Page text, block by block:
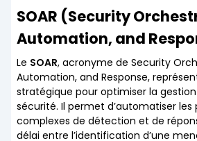
SOAR (Security
Automation, and
Le SOAR, acronyme de Security
Automation, and Response,
stratégique pour optimiser la
sécurité. Il permet d’automatiser les
complexes de détection et de
délai entre l’identification d’une